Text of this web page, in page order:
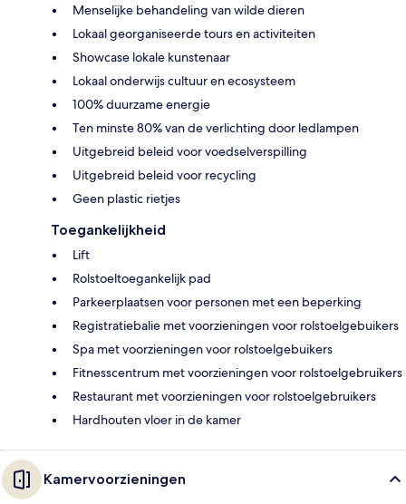
Menselijke behandeling van wilde dieren
Lokaal georganiseerde tours en activiteiten
Showcase lokale kunstenaar
Lokaal onderwijs cultuur en ecosysteem
100% duurzame energie
Ten minste 80% van de verlichting door ledlampen
Uitgebreid beleid voor voedselverspilling
Uitgebreid beleid voor recycling
Geen plastic rietjes
Toegankelijkheid
Lift
Rolstoeltoegankelijk pad
Parkeerplaatsen voor personen met een beperking
Registratiebalie met voorzieningen voor rolstoelgebuikers
Spa met voorzieningen voor rolstoelgebuikers
Fitnesscentrum met voorzieningen voor rolstoelgebruikers
Restaurant met voorzieningen voor rolstoelgebruikers
Hardhouten vloer in de kamer
Kamervoorzieningen